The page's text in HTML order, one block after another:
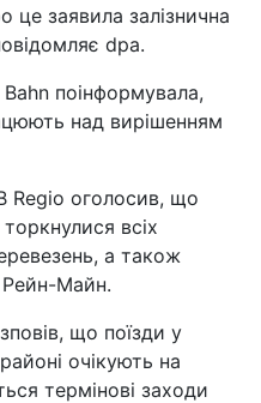
це заявила залізнична
dpa.
поінформувала,
над вирішенням
Regio оголосив, що
всіх
а також
Рейн-Майн.
що поїзди у
очікують на
термінові заходи